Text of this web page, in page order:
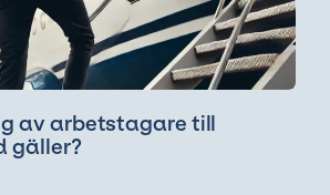
av arbetstagare till
gäller?